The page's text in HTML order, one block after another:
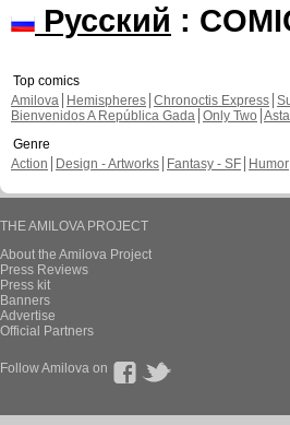
Русский :
Top comics
Amilova
Hemispheres Chronoctis Express
Bienvenidos A República Gada Only Two
Genre
Action
Design - Artworks Fantasy - SF Humor
THE AMILOVA PROJECT
About the Amilova Project
Press Reviews
Press kit
Banners
Advertise
Official Partners
Follow Amilova on